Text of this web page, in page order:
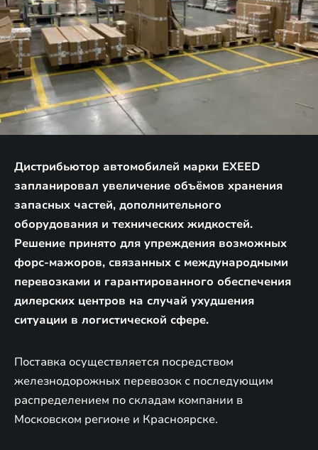
Дистрибьютор автомобилей марки EXEED
запланировал увеличение объёмов хранения
запасных частей, дополнительного
оборудования и технических жидкостей.
Решение принято для упреждения возможных
форс-мажоров, связанных с международными
перевозками и гарантированного обеспечения
дилерских центров на случай ухудшения
ситуации в логистической сфере.
Поставка осуществляется посредством
железнодорожных перевозок с последующим
распределением по складам компании в
Московском регионе и Красноярске.